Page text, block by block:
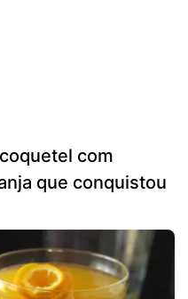
com
que conquistou